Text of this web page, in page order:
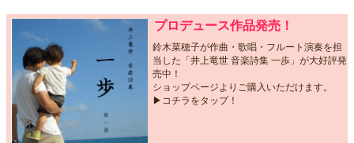
プロデュース作品発売！
鈴木菜穂子が作曲・歌唱・フルート演奏を担
当した「井上竜世 音楽詩集 一歩」が大好評発
売中！
ショップページよりご購入いただけます。
▶︎コチラをタップ！